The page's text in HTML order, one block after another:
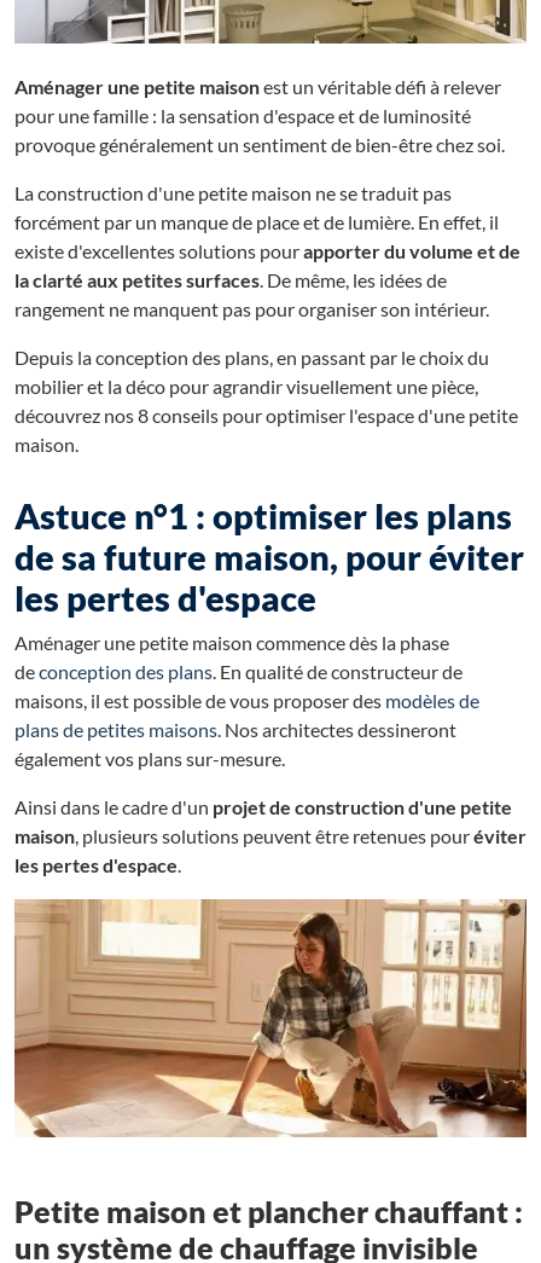
Aménager une petite maisonest un véritable défi à relever
pour une famille : la sensation d'espace et de luminosité
provoque généralement un sentiment de bien-être chez soi.
La construction d'une petite maison ne se traduit pas
forcément par un manque de place et de lumière. En effet, il
existe d'excellentes solutions pourapporter du volume et de
la clarté aux petites surfaces. De même, les idées de
rangement ne manquent pas pour organiser son intérieur.
Depuis la conception des plans, en passant par le choix du
mobilier et la déco pour agrandir visuellement une pièce,
découvrez nos 8 conseils pour optimiser l'espace d'une petite
maison.
Astuce n°1 : optimiser les plans
de sa future maison, pour éviter
les pertes d'espace
Aménager une petite maison commence dès la phase
deconception des plans. En qualité de constructeur de
maisons, il est possible de vous proposer des modèles de
plans de petites maisons. Nos architectes dessineront
également vos plans sur-mesure.
Ainsi dans le cadre d'un projet de construction d'une petite
maison, plusieurs solutions peuvent être retenues pouréviter
les pertes d'espace.
Petite maison et plancher chauffant :
un système de chauffage invisible